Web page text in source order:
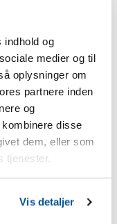
indhold og
medier og til
oplysninger om
partnere inden
og
disse
dem, eller som
tjenester.
Vis detaljer
- 100 m (grøn)
Vidoflex 3 til korte
3 har
så
Farven (grøn)